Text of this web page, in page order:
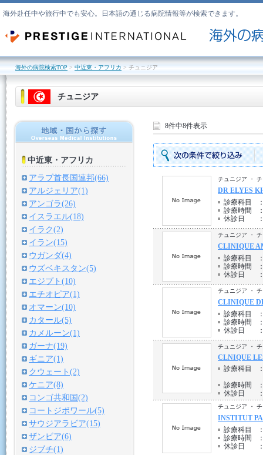
海外赴任中や旅行中でも安心。日本語の通じる病院情報等が検索できます。
海外の病院検索TOP>中近東・アフリカ> チュニジア
チュニジア
8件中8件表示
チュニジア ・
DR ELYES
診療科目
診療時間
休診日
チュニジア ・
CLINIQUE
診療科目
診療時間
休診日
チュニジア ・
CLINIQUE
診療科目
診療時間
休診日
チュニジア ・
CLNIQUE
診療科目
診療時間
休診日
チュニジア ・
INSTITUT
診療科目
診療時間
休診日
中近東・アフリカ
アラブ首長国連邦(66)
アルジェリア(1)
アンゴラ(26)
イスラエル(18)
イラク(2)
イラン(15)
ウガンダ(4)
ウズベキスタン(5)
エジプト(10)
エチオピア(1)
オマーン(10)
カタール(5)
カメルーン(1)
ガーナ(19)
ギニア(1)
クウェート(2)
ケニア(8)
コンゴ共和国(2)
コートジボワール(5)
サウジアラビア(15)
ザンビア(6)
ジブチ(1)